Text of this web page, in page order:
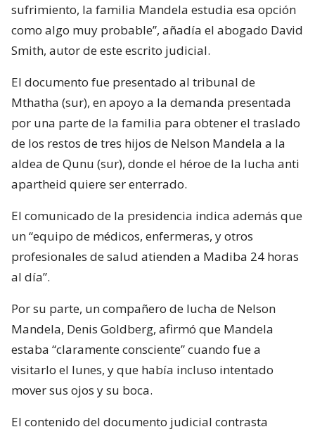
sufrimiento, la familia Mandela estudia esa opción
como algo muy probable”, añadía el abogado David
Smith, autor de este escrito judicial.
El documento fue presentado al tribunal de
Mthatha (sur), en apoyo a la demanda presentada
por una parte de la familia para obtener el traslado
de los restos de tres hijos de Nelson Mandela a la
aldea de Qunu (sur), donde el héroe de la lucha anti
apartheid quiere ser enterrado.
El comunicado de la presidencia indica además que
un “equipo de médicos, enfermeras, y otros
profesionales de salud atienden a Madiba 24 horas
al día”.
Por su parte, un compañero de lucha de Nelson
Mandela, Denis Goldberg, afirmó que Mandela
estaba “claramente consciente” cuando fue a
visitarlo el lunes, y que había incluso intentado
mover sus ojos y su boca.
El contenido del documento judicial contrasta